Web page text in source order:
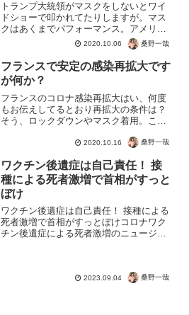
トランプ大統領がマスクをしないとワイ
ドショーで叩かれてたりしますが。マス
クはあくまでパフォーマンス。アメリカ
の場合は国民を恐怖に陥れてコントロー
ルするため。だから大統領候補者はコロ
ナ対策など茶番としっているわけ。マス
クもソーシャルディスタン...
2020.10.06 桑野一哉
フランスで安定の感染再拡大です
が何か？
フランスのコロナ感染再拡大はい、何度
もお伝えしてるとおり再拡大の条件は？
そう、ロックダウンやマスク着用。こん
った対策をするから再拡大するだけなん
防止対策として、出産の際...
2020.10.16 桑野一哉
ワクチン後遺症は自己責任！ 接
種による死者激増で首相がすっと
ぼけ
ワクチン後遺症は自己責任！ 接種による
死者激増で首相がすっとぼけコロナワク
チン後遺症による死者激増のニュージー
選択だったのでしょうか...
2023.09.04 桑野一哉